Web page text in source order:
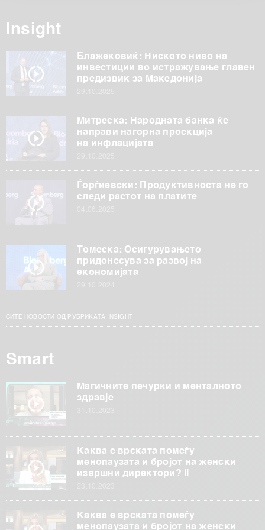
нашатаПолитика на приватност
други слични технологии во
колачиња . Колачињата во кој било момент можете
повторно да ги ажурирате со клик на „Прикажи ги
деталите“. Согласноста можете во кој било момент да
ја повлечете без негативни последици.
Insight
Блажековиќ: Ниското ниво на
инвестиции во истражување главен
предизвик за Македонија
Митреска: Народната банка ќе
направи нагорна проекција
на инфлацијата
Ѓорѓиевски: Продуктивноста не го
следи растот на платите
Томеска: Осигурувањето
придонесува за развој на
економијата
СИТЕ НОВОСТИ ОД РУБРИКАТА INSIGHT
Smart
Магичните печурки и менталното
здравје
Каква е врската помеѓу
менопаузата и бројот на женски
извршни директори? II
Каква е врската помеѓу
менопаузата и бројот на женски